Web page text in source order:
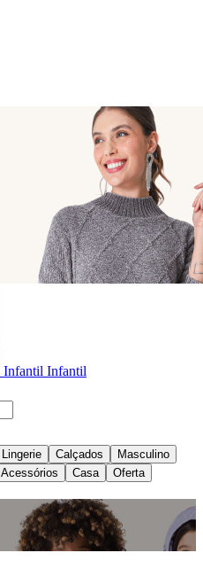
Infantil Infantil
Lingerie Calçados
Masculino
Acessórios Casa Oferta